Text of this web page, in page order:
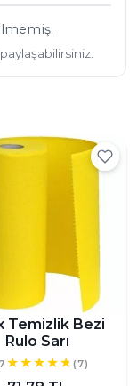
Temizlik Bezi
Rulo Sarı
(7)